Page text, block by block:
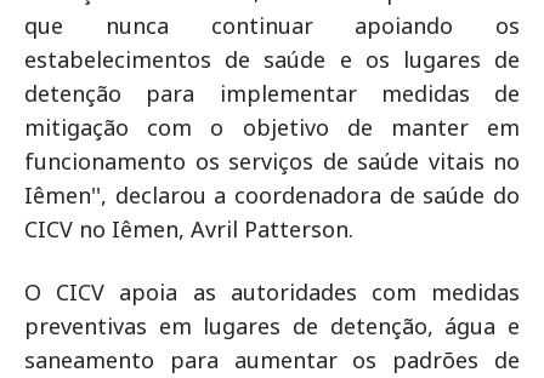
que nunca continuar apoiando os
estabelecimentos de saúde e os lugares de
detenção para implementar medidas de
mitigação com o objetivo de manter em
funcionamento os serviços de saúde vitais no
Iêmen'', declarou a coordenadora de saúde do
CICV no Iêmen, Avril Patterson.
O CICV apoia as autoridades com medidas
preventivas em lugares de detenção, água e
saneamento para aumentar os padrões de